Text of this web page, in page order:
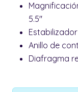
5.5"
Anillo de
Diafragma